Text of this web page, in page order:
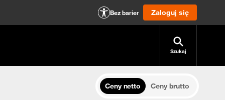
Bez barier Zaloguj się
Szukaj
Ceny netto
Ceny brutto